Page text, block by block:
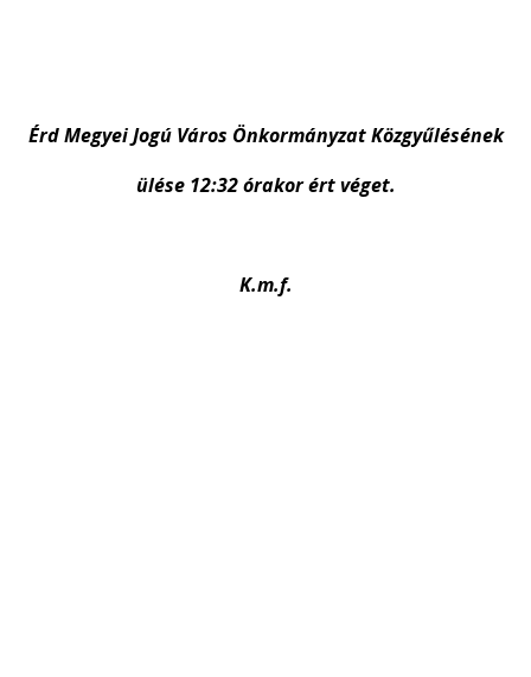
Érd Megyei Jogú Város Önkormányzat Közgyűlésének
ülése 12:32 órakor ért véget.
K.m.f.